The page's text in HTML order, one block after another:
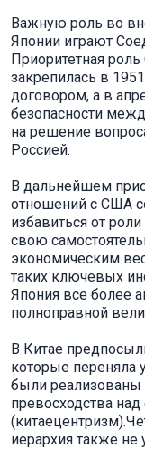
Важную роль во
Японии играют
Приоритетная
закрепилась в
договором, а в
безопасности
на решение
Россией.
В дальнейшем
отношений с США
избавиться от
свою
экономическим
таких ключевых
Япония все более
полноправной
В Китае
которые переняла
были реализованы
превосходства
иерархия также не